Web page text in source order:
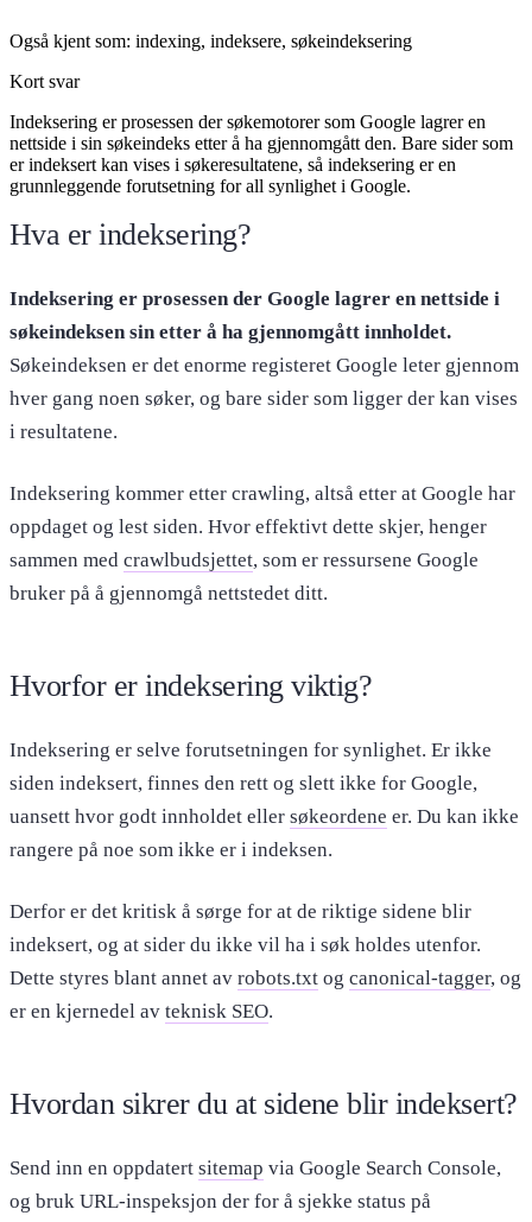
Også kjent som: indexing, indeksere, søkeindeksering
Kort svar
Indeksering er prosessen der søkemotorer som Google lagrer en
nettside i sin søkeindeks etter å ha gjennomgått den. Bare sider som
er indeksert kan vises i søkeresultatene, så indeksering er en
grunnleggende forutsetning for all synlighet i Google.
Hva er indeksering?
Indeksering er prosessen der Google lagrer en nettside i
søkeindeksen sin etter å ha gjennomgått innholdet.
Søkeindeksen er det enorme registeret Google leter gjennom
hver gang noen søker, og bare sider som ligger der kan vises
i resultatene.
Indeksering kommer etter crawling, altså etter at Google har
oppdaget og lest siden. Hvor effektivt dette skjer, henger
sammen med crawlbudsjettet, som er ressursene Google
bruker på å gjennomgå nettstedet ditt.
Hvorfor er indeksering viktig?
Indeksering er selve forutsetningen for synlighet. Er ikke
siden indeksert, finnes den rett og slett ikke for Google,
uansett hvor godt innholdet eller søkeordene er. Du kan ikke
rangere på noe som ikke er i indeksen.
Derfor er det kritisk å sørge for at de riktige sidene blir
indeksert, og at sider du ikke vil ha i søk holdes utenfor.
Dette styres blant annet av robots.txt og canonical-tagger, og
er en kjernedel av teknisk SEO.
Hvordan sikrer du at sidene blir indeksert?
Send inn en oppdatert sitemap via Google Search Console,
og bruk URL-inspeksjon der for å sjekke status på